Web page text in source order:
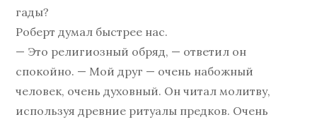
гады?
Роберт думал быстрее нас.
— Это религиозный обряд, — ответил он
спокойно. — Мой друг — очень набожный
человек, очень духовный. Он читал молитву,
используя древние ритуалы предков. Очень